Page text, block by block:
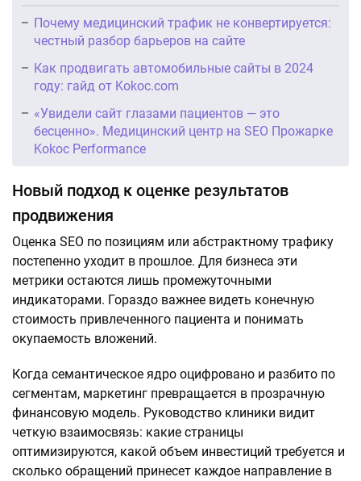
Почему медицинский трафик не конвертируется:
честный разбор барьеров на сайте
Как продвигать автомобильные сайты в 2024
году: гайд от Kokoc.com
«Увидели сайт глазами пациентов — это
бесценно». Медицинский центр на SEO Прожарке
Kokoc Performance
Новый подход к оценке результатов
продвижения
Оценка SEO по позициям или абстрактному трафику
постепенно уходит в прошлое. Для бизнеса эти
метрики остаются лишь промежуточными
индикаторами. Гораздо важнее видеть конечную
стоимость привлеченного пациента и понимать
окупаемость вложений.
Когда семантическое ядро оцифровано и разбито по
сегментам, маркетинг превращается в прозрачную
финансовую модель. Руководство клиники видит
четкую взаимосвязь: какие страницы
оптимизируются, какой объем инвестиций требуется и
сколько обращений принесет каждое направление в